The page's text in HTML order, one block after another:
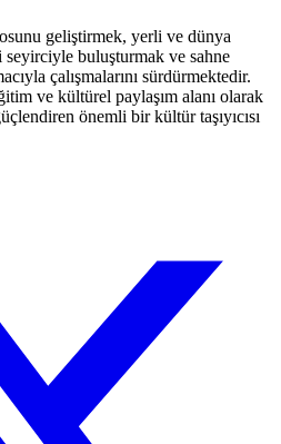
geliştirmek, yerli ve dünya
seyirciyle buluşturmak ve sahne
çalışmalarını sürdürmektedir.
ve kültürel paylaşım alanı olarak
önemli bir kültür taşıyıcısı